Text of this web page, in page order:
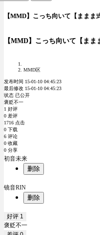
【MMD】こっち向いて【まま
【MMD】こっち向いて【ま
MMD区
发布时间 15-01-10 04:45:23
最后修改 15-01-10 04:45:23
状态 已公开
褒贬不一
1 好评
0 差评
1716 点击
0 下载
6 评论
0 收藏
0 分享
初音未来
删除
镜音RIN
删除
好评 1
褒贬不一